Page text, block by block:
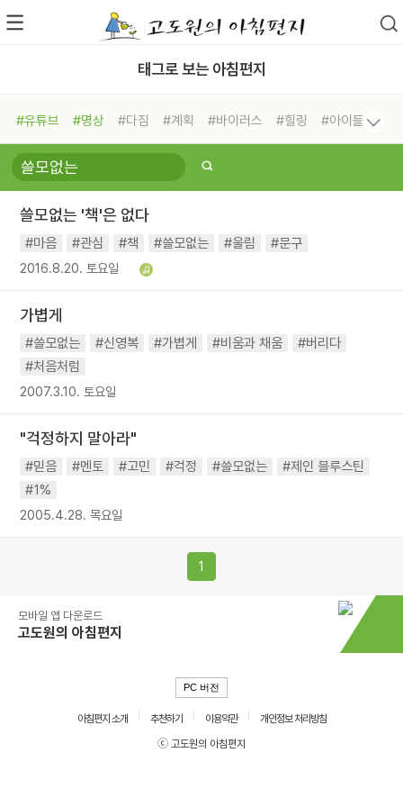
태그로 보는 아침편지
#유튜브 #명상 #다짐 #계획 #바이러스 #힐링
#아이들
#비전캠프
#독서캠프 #삶
#희망
#나눔 #친구 #링컨학교
#독서
#건강 #면역력
쓸모없는 '책'은 없다
#마음 #관심 #책 #쓸모없는 #울림 #문구
2016.8.20. 토요일
가볍게
#쓸모없는 #신영복 #가볍게 #비움과 채움
#버리다
#처음처럼
2007.3.10. 토요일
"걱정하지 말아라"
#믿음 #멘토 #고민 #걱정 #쓸모없는
#제인 블루스틴
#1%
2005.4.28. 목요일
1
모바일 앱 다운로드
고도원의 아침편지
PC 버전
아침편지 소개 추천하기 이용약관
개인정보 처리방침
ⓒ 고도원의 아침편지